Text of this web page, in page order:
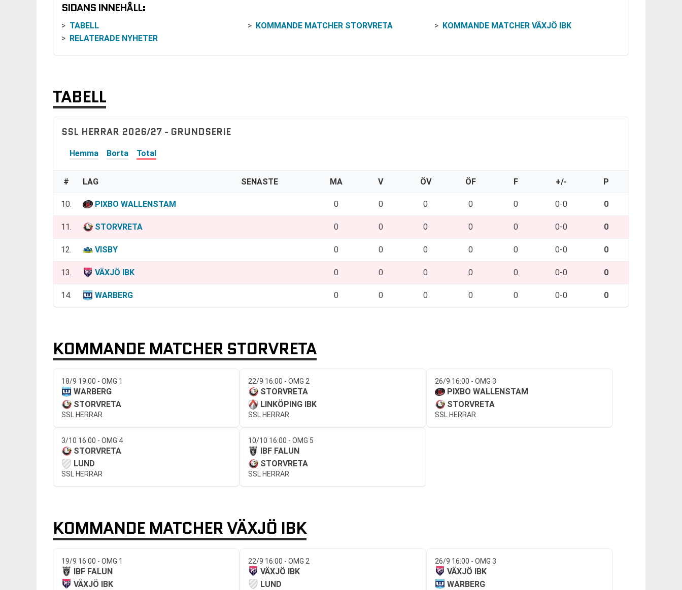
SIDANS INNEHÅLL:
TABELL KOMMANDE MATCHER STORVRETA
KOMMANDE MATCHER VÄXJÖ IBK
RELATERADE NYHETER
TABELL
SSL HERRAR 2026/27 - GRUNDSERIE
Hemma Borta Total
# LAG SENASTE MA V ÖV ÖF F +/- P
10. PIXBO WALLENSTAM 0 0 0 0 0 0-0 0
11. STORVRETA 0 0 0 0 0 0-0 0
12. VISBY 0 0 0 0 0 0-0 0
13. VÄXJÖ IBK 0 0 0 0 0 0-0 0
14. WARBERG 0 0 0 0 0 0-0 0
KOMMANDE MATCHER STORVRETA
18/9 19:00 - OMG 1
WARBERG
STORVRETA
SSL HERRAR
22/9 16:00 - OMG 2
STORVRETA
LINKÖPING IBK
SSL HERRAR
26/9 16:00 - OMG 3
PIXBO WALLENSTAM
STORVRETA
SSL HERRAR
3/10 16:00 - OMG 4
STORVRETA
LUND
SSL HERRAR
10/10 16:00 - OMG 5
IBF FALUN
STORVRETA
SSL HERRAR
KOMMANDE MATCHER VÄXJÖ IBK
19/9 16:00 - OMG 1
IBF FALUN
VÄXJÖ IBK
22/9 16:00 - OMG 2
VÄXJÖ IBK
LUND
26/9 16:00 - OMG 3
VÄXJÖ IBK
WARBERG